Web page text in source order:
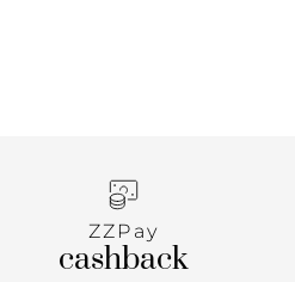
ZZPay
cashback